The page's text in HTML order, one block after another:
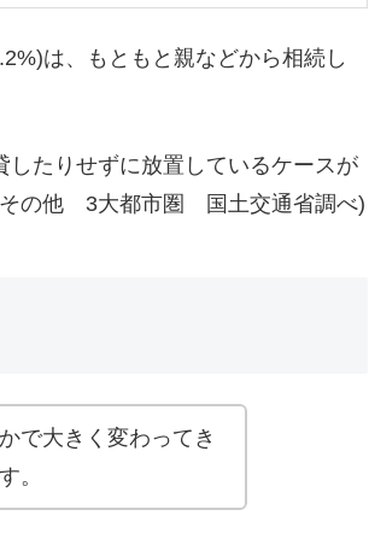
は、もともと親などから相続し
たりせずに放置しているケースが
その他 3大都市圏 国土交通省調べ)
で大きく変わってき
。